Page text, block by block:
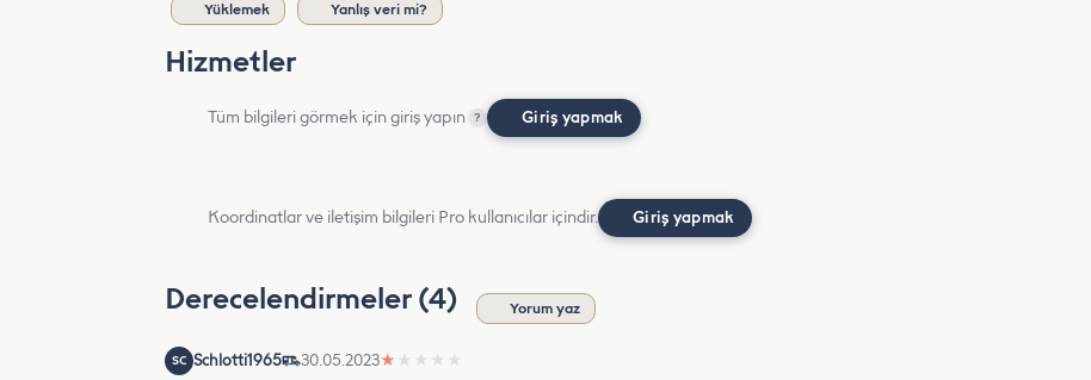
Yüklemek Yanlış veri mi?
Hizmetler
Tüm bilgileri görmek için giriş yapın ? Giriş yapmak
Koordinatlar ve iletişim bilgileri Pro kullanıcılar içindir. Giriş yapmak
Derecelendirmeler (4) Yorum yaz
SC Schlotti1965 30.05.2023★ ★ ★ ★ ★